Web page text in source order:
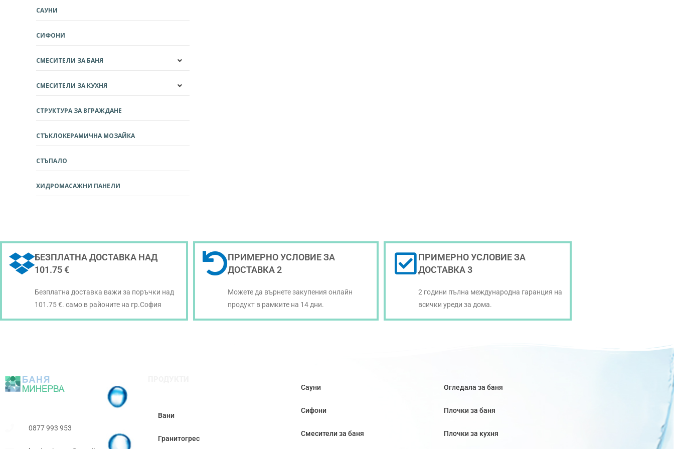
САУНИ
СИФОНИ
СМЕСИТЕЛИ ЗА БАНЯ
СМЕСИТЕЛИ ЗА КУХНЯ
СТРУКТУРА ЗА ВГРАЖДАНЕ
СТЪКЛОКЕРАМИЧНА МОЗАЙКА
СТЪПАЛО
ХИДРОМАСАЖНИ ПАНЕЛИ
БЕЗПЛАТНА ДОСТАВКА НАД
101.75 €
Безплатна доставка важи за поръчки над
101.75 €. само в районите на гр.София
ПРИМЕРНО УСЛОВИЕ ЗА
ДОСТАВКА 2
Можете да върнете закупения онлайн
продукт в рамките на 14 дни.
ПРИМЕРНО УСЛОВИЕ ЗА
ДОСТАВКА 3
2 години пълна международна гаранция на
всички уреди за дома.
0877 993 953
Вани
Гранитогрес
Сауни
Сифони
Смесители за баня
Огледала за баня
Плочки за баня
Плочки за кухня